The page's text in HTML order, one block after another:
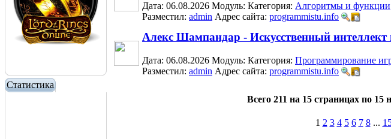
Статистика
Дата: 06.08.2026 Модуль: Категория: Алгоритмы и функции
Разместил: admin Адрес сайта: programmistu.info
Алекс Шампандар - Искусственный
Дата: 06.08.2026 Модуль: Категория: Программирование
Разместил: admin Адрес сайта: programmistu.info
Всего 211 на 15 страницах по 15
1 2 3 4 5 6 7 8 ...